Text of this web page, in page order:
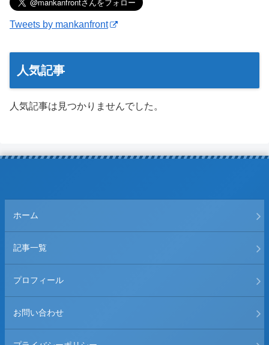
Tweets by mankanfront
人気記事
人気記事は見つかりませんでした。
ホーム
記事一覧
プロフィール
お問い合わせ